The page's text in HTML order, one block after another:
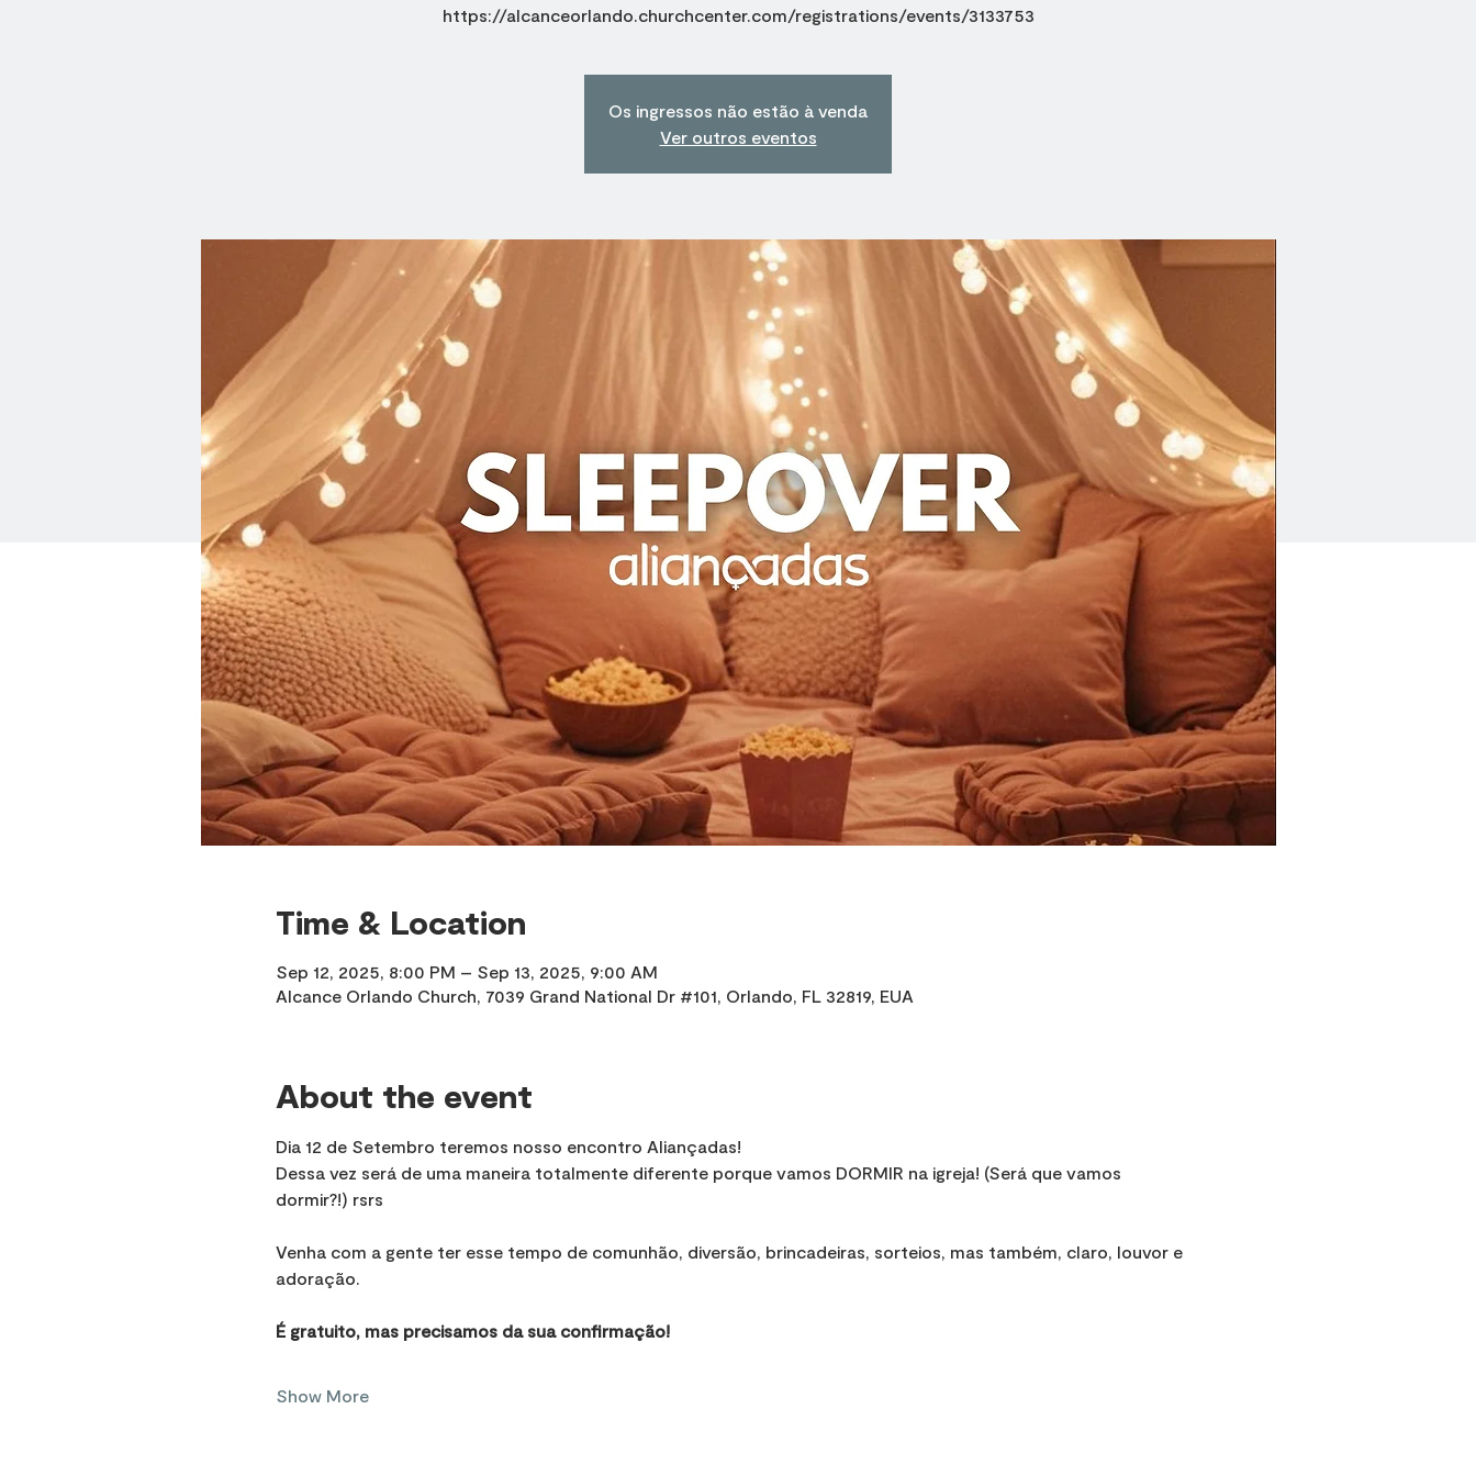
https://alcanceorlando.churchcenter.com/registrations/events/3133753
Os ingressos não estão à venda
Ver outros eventos
Time & Location
Sep 12, 2025, 8:00 PM – Sep 13, 2025, 9:00 AM
Alcance Orlando Church, 7039 Grand National Dr #101, Orlando, FL 32819, EUA
About the event
Dia 12 de Setembro teremos nosso encontro Aliançadas!
Dessa vez será de uma maneira totalmente diferente porque vamos DORMIR na igreja! (Será que vamos
dormir?!) rsrs
Venha com a gente ter esse tempo de comunhão, diversão, brincadeiras, sorteios, mas também, claro, louvor e
adoração.
É gratuito, mas precisamos da sua confirmação!
Show More